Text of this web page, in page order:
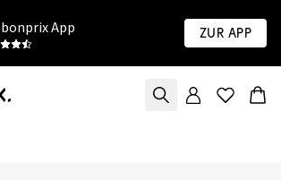
App Zur App